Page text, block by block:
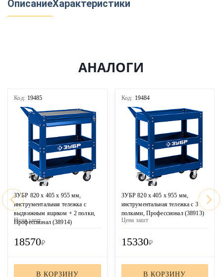
ОписаниеХарактеристики
АНАЛОГИ
Код: 19485
ЗУБР 820 х 405 х 955 мм,
инструментальная тележка с
выдвижным ящиком + 2 полки,
Профессионал (38914)
Цена зашт
18570₽
В КОРЗИНУ
Код: 19484
ЗУБР 820 х 405 х 955 мм,
инструментальная тележка с 3
полками, Профессионал (38913)
Цена зашт
15330₽
В КОРЗИНУ